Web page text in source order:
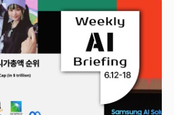
. 데이터센터·AI 분야에서 고전하고 있는
로 턴어라운드를 만들겠다는 의도로
은 차가웠습니다. 고성능 신제품 출시 소식에도
했습니다.